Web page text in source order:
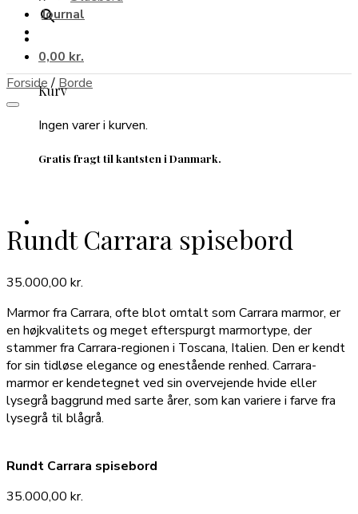
0,00 kr.
Kurv
Ingen varer i kurven.
Gratis fragt til kantsten i Danmark.
Journal
Forside / Borde
Rundt Carrara spisebord
35.000,00 kr.
Marmor fra Carrara, ofte blot omtalt som Carrara marmor, er
en højkvalitets og meget efterspurgt marmortype, der
stammer fra Carrara-regionen i Toscana, Italien. Den er kendt
for sin tidløse elegance og enestående renhed. Carrara-
marmor er kendetegnet ved sin overvejende hvide eller
lysegrå baggrund med sarte årer, som kan variere i farve fra
lysegrå til blågrå.
Rundt Carrara spisebord
35.000,00 kr.